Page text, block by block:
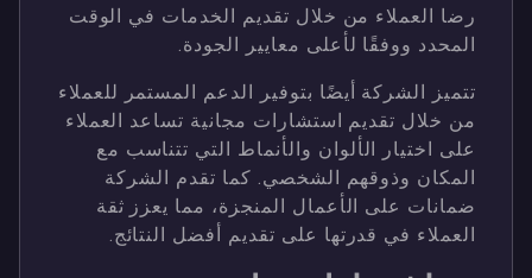
رضا العملاء من خلال تقديم الخدمات في الوقت
المحدد ووفقًا لأعلى معايير الجودة.
تتميز الشركة أيضًا بتوفير الدعم المستمر للعملاء
من خلال تقديم استشارات مجانية تساعد العملاء
على اختيار الألوان والأنماط التي تتناسب مع
المكان وذوقهم الشخصي. كما تقدم الشركة
ضمانات على الأعمال المنجزة، مما يعزز ثقة
العملاء في قدرتها على تقديم أفضل النتائج.